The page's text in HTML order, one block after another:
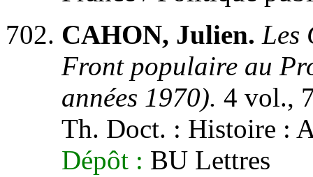
CAHON, Julien. Les
Front populaire au
années 1970). 4 vol.,
Th. Doct. : Histoire :
Dépôt : BU Lettres